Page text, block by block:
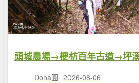
Dona圓 2026-08-06